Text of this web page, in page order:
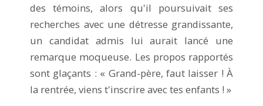
des témoins, alors qu'il poursuivait ses
recherches avec une détresse grandissante,
un candidat admis lui aurait lancé une
remarque moqueuse. Les propos rapportés
sont glaçants : « Grand-père, faut laisser ! À
la rentrée, viens t'inscrire avec tes enfants ! »